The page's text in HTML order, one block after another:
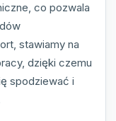
co pozwala
stawiamy na
dzięki czemu
spodziewać i